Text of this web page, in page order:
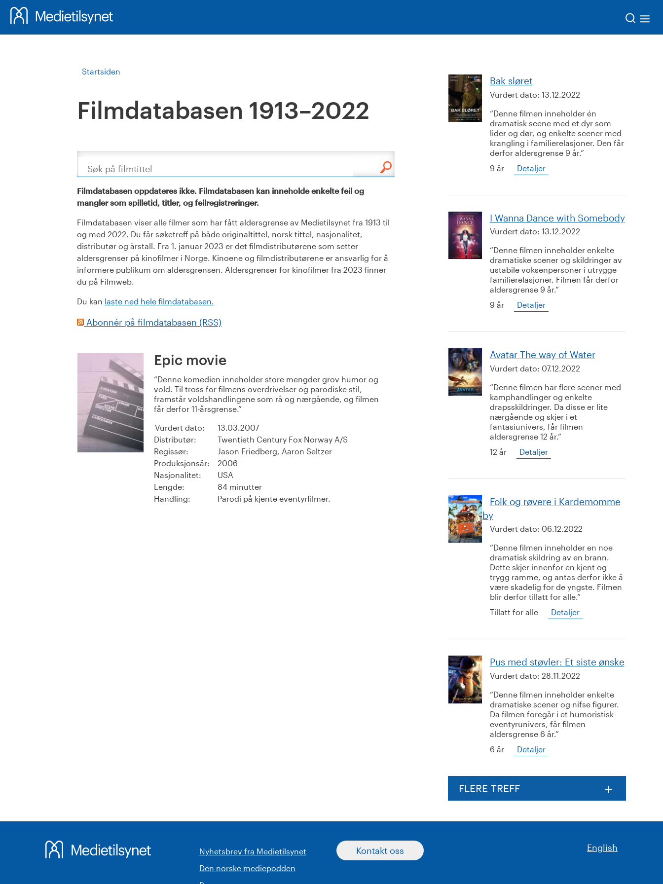
Startsiden
Filmdatabasen 1913–2022
Søk
Filmdatabasen oppdateres ikke. Filmdatabasen kan inneholde enkelte feil og
mangler som spilletid, titler, og feilregistreringer.
Filmdatabasen viser alle filmer som har fått aldersgrense av Medietilsynet fra 1913 til
og med 2022. Du får søketreff på både originaltittel, norsk tittel, nasjonalitet,
distributør og årstall. Fra 1. januar 2023 er det filmdistributørene som setter
aldersgrenser på kinofilmer i Norge. Kinoene og filmdistributørene er ansvarlig for å
informere publikum om aldersgrensen. Aldersgrenser for kinofilmer fra 2023 finner
du på Filmweb.
Du kan laste ned hele filmdatabasen.
Abonnér på filmdatabasen (RSS)
Epic movie
Denne komedien inneholder store mengder grov humor og
vold. Til tross for filmens overdrivelser og parodiske stil,
framstår voldshandlingene som rå og nærgående, og filmen
får derfor 11-årsgrense.
Vurdert dato:
13.03.2007
Distributør:
Twentieth Century Fox Norway A/S
Regissør:
Jason Friedberg, Aaron Seltzer
Produksjonsår:
2006
Nasjonalitet:
USA
Lengde:
84 minutter
Handling:
Parodi på kjente eventyrfilmer.
Bak sløret
Vurdert dato: 13.12.2022
Denne filmen inneholder én
dramatisk scene med et dyr som
lider og dør, og enkelte scener med
krangling i familierelasjoner. Den får
derfor aldersgrense 9 år.
9 år
Detaljer
I Wanna Dance with Somebody
Vurdert dato: 13.12.2022
Denne filmen inneholder enkelte
dramatiske scener og skildringer av
ustabile voksenpersoner i utrygge
familierelasjoner. Filmen får derfor
aldersgrense 9 år.
9 år
Detaljer
Avatar The way of Water
Vurdert dato: 07.12.2022
Denne filmen har flere scener med
kamphandlinger og enkelte
drapsskildringer. Da disse er lite
nærgående og skjer i et
fantasiunivers, får filmen
aldersgrense 12 år.
12 år
Detaljer
Folk og røvere i Kardemomme
by
Vurdert dato: 06.12.2022
Denne filmen inneholder en noe
dramatisk skildring av en brann.
Dette skjer innenfor en kjent og
trygg ramme, og antas derfor ikke å
være skadelig for de yngste. Filmen
blir derfor tillatt for alle.
Tillatt for alle
Detaljer
Pus med støvler: Et siste ønske
Vurdert dato: 28.11.2022
Denne filmen inneholder enkelte
dramatiske scener og nifse figurer.
Da filmen foregår i et humoristisk
eventyrunivers, får filmen
aldersgrense 6 år.
6 år
Detaljer
FLERE TREFF
Nyhetsbrev fra Medietilsynet
Den norske mediepodden
Kontakt oss English